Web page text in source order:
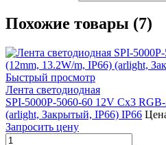
Похожие товары (7)
Быстрый просмотр
Лента светодиодная
SPI-5000P-5060-60 12V Cx3
(arlight, Закрытый, IP66) IP66
Запросить цену